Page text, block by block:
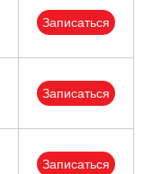
Записаться
Записаться
Записаться